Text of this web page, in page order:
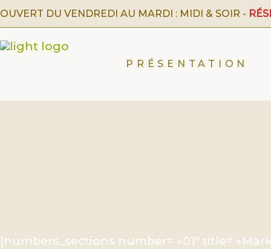
OUVERT DU VENDREDI AU MARDI : MIDI & SOIR -
PRÉSENTATION
[numbers_sections number= »01″ title=